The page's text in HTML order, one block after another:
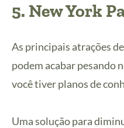
5. New York
As principais atrações
podem acabar pesando
você tiver planos de
Uma solução para